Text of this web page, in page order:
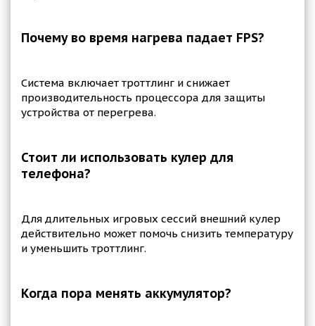
Почему во время нагрева падает FPS?
Система включает троттлинг и снижает
производительность процессора для защиты
устройства от перегрева.
Стоит ли использовать кулер для
телефона?
Для длительных игровых сессий внешний кулер
действительно может помочь снизить температуру
и уменьшить троттлинг.
Когда пора менять аккумулятор?